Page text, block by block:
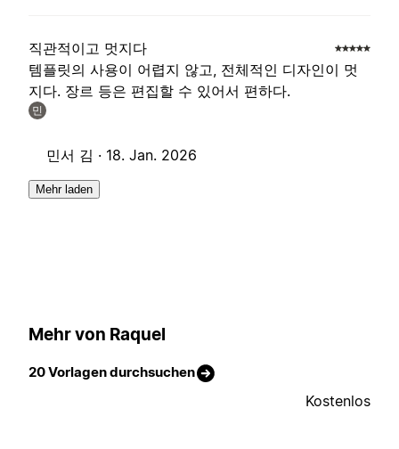
직관적이고 멋지다
템플릿의 사용이 어렵지 않고, 전체적인 디자인이 멋
지다. 장르 등은 편집할 수 있어서 편하다.
민
민서 김 · 18. Jan. 2026
Mehr laden
Mehr von Raquel
20 Vorlagen durchsuchen
Kostenlos